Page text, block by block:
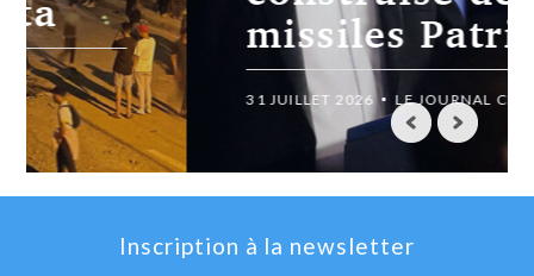
missiles Patriot
31 JUILLET 2026 LE JOURNAL CHRÉTIEN
Inscription à la newsletter